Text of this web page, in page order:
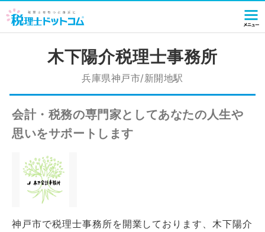
木下陽介税理士事務所
兵庫県神戸市/新開地駅
会計・税務の専門家としてあなたの人生や
思いをサポートします
神戸市で税理士事務所を開業しております、木下陽介